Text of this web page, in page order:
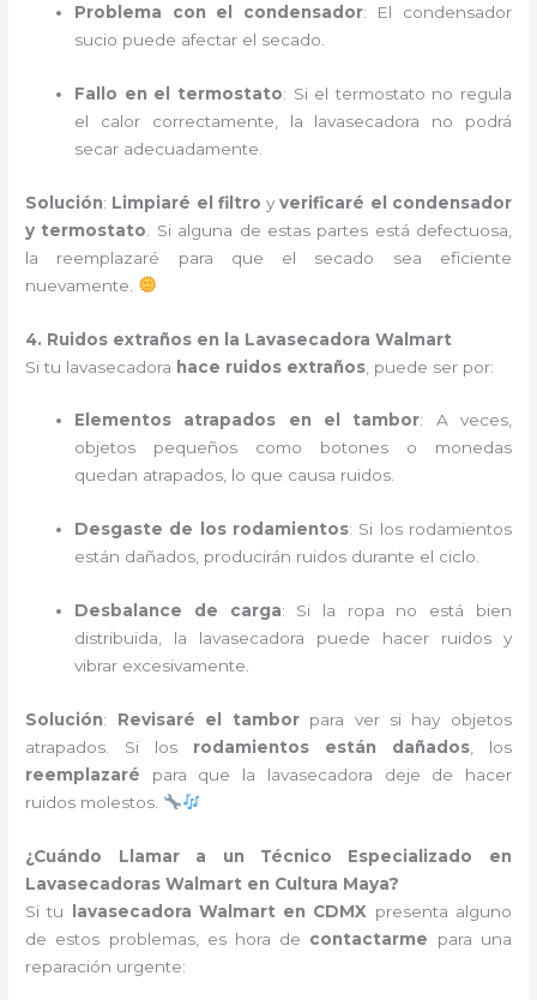
Problema con el condensador: El condensador
sucio puede afectar el secado.
Fallo en el termostato: Si el termostato no regula
el calor correctamente, la lavasecadora no podrá
secar adecuadamente.
Solución: Limpiaré el filtro yverificaré el condensador
y termostato . Si alguna de estas partes está defectuosa,
la reemplazaré para que el secado sea eficiente
nuevamente.
4. Ruidos extraños en la Lavasecadora Walmart
Si tu lavasecadora hace ruidos extraños , puede ser por:
Elementos atrapados en el tambor: A veces,
objetos pequeños como botones o monedas
quedan atrapados, lo que causa ruidos.
Desgaste de los rodamientos: Si los rodamientos
están dañados, producirán ruidos durante el ciclo.
Desbalance de carga: Si la ropa no está bien
distribuida, la lavasecadora puede hacer ruidos y
vibrar excesivamente.
Solución: Revisaré el tamborpara ver si hay objetos
atrapados. Si los rodamientos están dañados, los
reemplazaré para que la lavasecadora deje de hacer
ruidos molestos.
¿Cuándo Llamar a un Técnico Especializado en
Lavasecadoras Walmart en Cultura Maya?
Si tu
lavasecadora Walmart en CDMX presenta alguno
de estos problemas, es hora de contactarme para una
reparación urgente: